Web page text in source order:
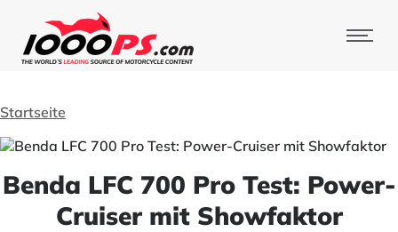
Startseite
Benda LFC 700 Pro Test: Power-
Cruiser mit Showfaktor